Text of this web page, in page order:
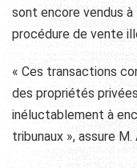
sont encore vendus à
procédure de vente
« Ces transactions
des propriétés
inéluctablement à
tribunaux », assure M.